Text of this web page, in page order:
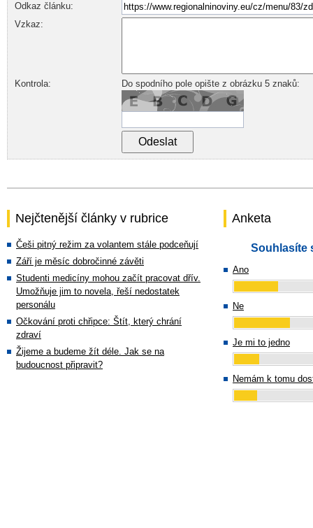
Odkaz článku:
Vzkaz:
Kontrola: Do spodního pole opište z obrázku 5 znaků:
Nejčtenější články v rubrice
Češi pitný režim za volantem stále podceňují
Září je měsíc dobročinné závěti
Studenti medicíny mohou začít pracovat dřív.
Umožňuje jim to novela, řeší nedostatek
personálu
Očkování proti chřipce: Štít, který chrání
zdraví
Žijeme a budeme žít déle. Jak se na
budoucnost připravit?
Anketa
Souhlasíte
Ano
Ne
Je mi to jedno
Nemám k tomu